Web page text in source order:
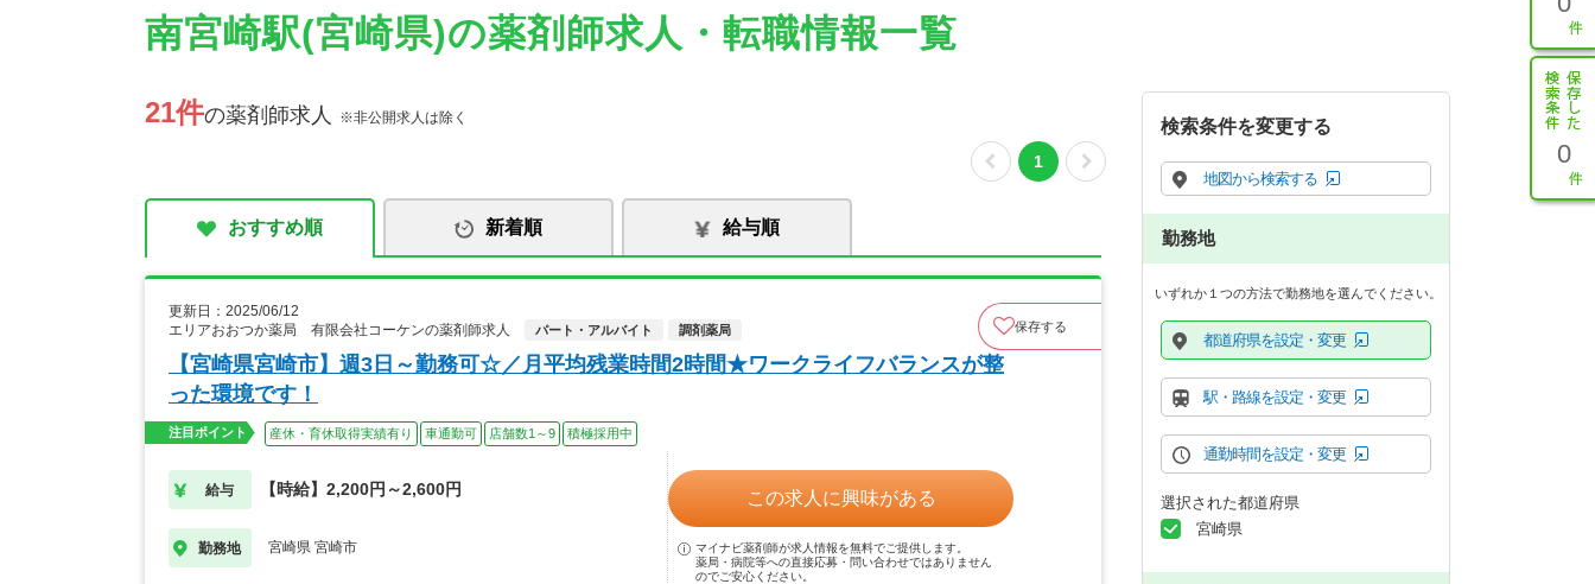
0
南宮崎駅(宮崎県)の薬剤師求人・転職情報一覧
21件の薬剤師求人 ※非公開求人は除く
1
おすすめ順 新着順 給与順
更新日：2025/06/12
エリアおおつか薬局 有限会社コーケンの薬剤師求人
パート・アルバイト 調剤薬局 保存する
【宮崎県宮崎市】週3日～勤務可☆／月平均残業時間2時間★ワークライフバランスが整
った環境です！
注目ポイント 産休・育休取得実績有り 車通勤可 店舗数1～9 積極採用中
給与 【時給】2,200円～2,600円
勤務地 宮崎県 宮崎市
この求人に興味がある
マイナビ薬剤師が求人情報を無料でご提供します。
薬局・病院等への直接応募・問い合わせではありません
のでご安心ください。
検索条件を変更する
地図から検索する
勤務地
いずれか１つの方法で勤務地を選んでください。
都道府県を設定・変更
駅・路線を設定・変更
通勤時間を設定・変更
選択された都道府県
宮崎県